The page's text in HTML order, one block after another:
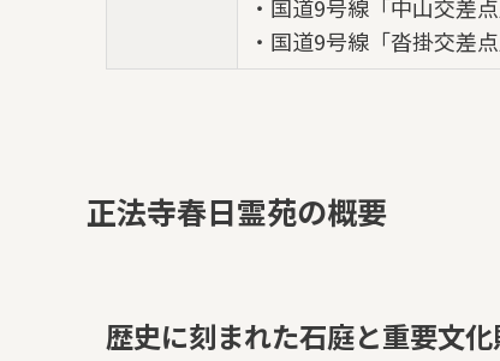
・国道9号線「中山交差
・国道9号線「沓掛交差
正法寺春日霊苑の概要
歴史に刻まれた石庭と重要文